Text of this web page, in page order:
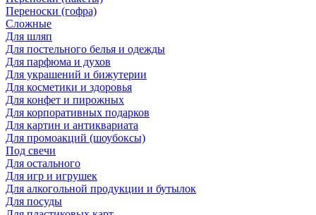
Переноски (гофра)
Сложные
Для шляп
Для постельного белья и одежды
Для парфюма и духов
Для украшений и бижутерии
Для косметики и здоровья
Для конфет и пирожных
Для корпоративных подарков
Для картин и антиквариата
Для промоакций (шоубоксы)
Под свечи
Для остального
Для игр и игрушек
Для алкогольной продукции и бутылок
Для посуды